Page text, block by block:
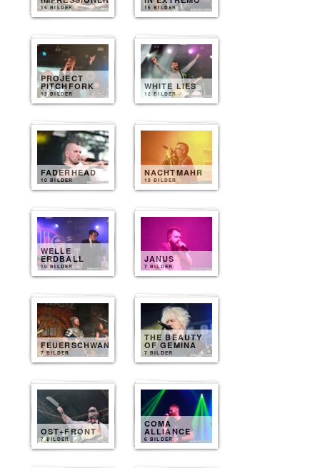
15 BILDER 15 BILDER
PROJECT
PITCHFORK
13 BILDER
WHITE LIES
12 BILDER
FADERHEAD
10 BILDER
NACHTMAHR
10 BILDER
WELLE
ERDBALL
10 BILDER
JANUS
7 BILDER
FEUERSCHWANZ
7 BILDER
THE BEAUTY
OF GEMINA
7 BILDER
OST+FRONT
7 BILDER
COMA
ALLIANCE
6 BILDER